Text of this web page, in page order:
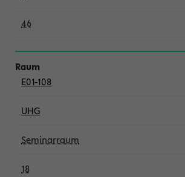
46
E01-108
UHG
Seminarraum
18